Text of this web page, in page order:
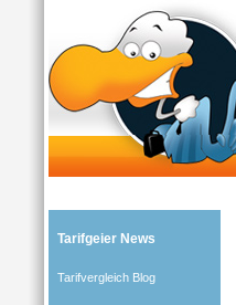
Tarifgeier News
Tarifvergleich Blog